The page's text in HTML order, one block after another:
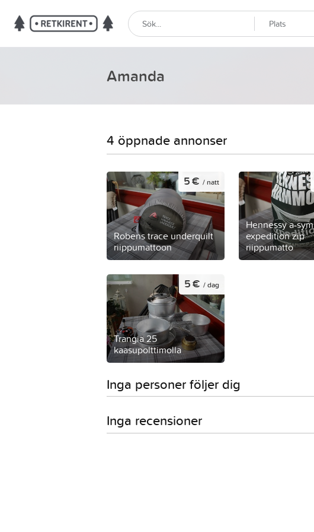
Amanda
4 öppnade annonser
Robens trace underquilt
riippumattoon
5 € / natt
Hennessy a-sym
expedition zip
riippumatto
Trangia 25
kaasupolttimolla
5 € / dag
Inga personer följer dig
Inga recensioner